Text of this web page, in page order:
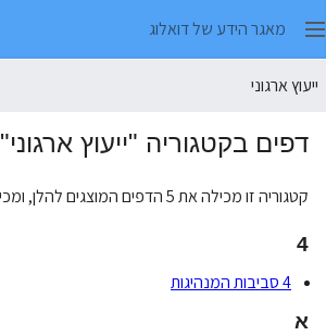
מאגר הידע של דואלוג
ייעוץ ארגוני
דפים בקטגוריה "ייעוץ ארגוני"
קטגוריה זו מכילה את 5 הדפים המוצגים להלן, ומכילה בסך־הכול 5 דפים.
4
4 סביבות המנהיגות
א